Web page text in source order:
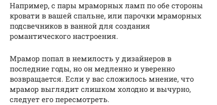
Например, с пары мраморных ламп по обе стороны
кровати в вашей спальне, или парочки мраморных
подсвечников в ванной для создания
романтического настроения.
Мрамор попал в немилость у дизайнеров в
последние годы, но он медленно и уверенно
возвращается. Если у вас сложилось мнение, что
мрамор выглядит слишком холодно и вычурно,
следует его пересмотреть.